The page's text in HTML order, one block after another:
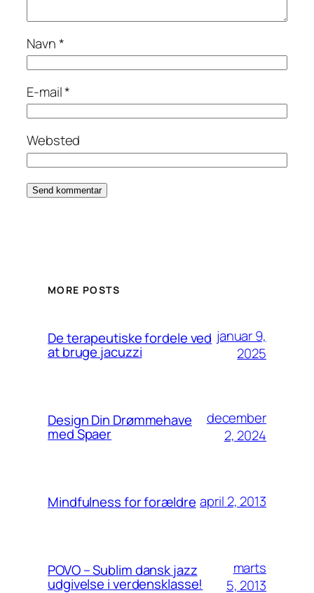
Navn*
E-mail*
Websted
MORE POSTS
De terapeutiske fordele ved
at bruge jacuzzi
januar 9,
2025
Design Din Drømmehave
med Spaer
december
2, 2024
Mindfulness for forældre april 2, 2013
POVO – Sublim dansk jazz
udgivelse i verdensklasse!
marts
5, 2013